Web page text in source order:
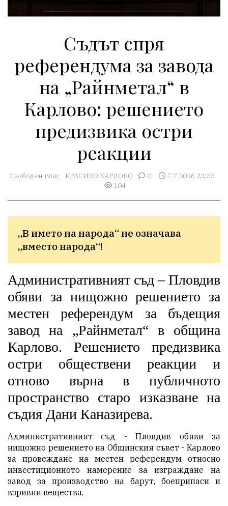
Съдът спря
референдума за завода
на „Райнметал“ в
Карлово: решението
предизвика остри
реакции
Свободен глас КРАСИВО КАРЛОВО 0
7.7.2026 22:33
104
„В името на народа“ не означава
„вместо народа“!
Административният съд – Пловдив
обяви за нищожно решението за
местен референдум за бъдещия
завод на „Райнметал“ в община
Карлово. Решението предизвика
остри обществени реакции и
отново върна в публичното
пространство старо изказване на
съдия Дани Каназирева.
Административният съд - Пловдив обяви за
нищожно решението на Общинския съвет - Карлово
за провеждане на местен референдум относно
инвестиционното намерение за изграждане на
завод за производство на барут, боеприпаси и
взривни вещества.